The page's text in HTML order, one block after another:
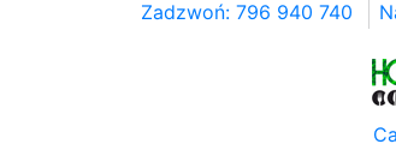
Zadzwoń: 796 940 740